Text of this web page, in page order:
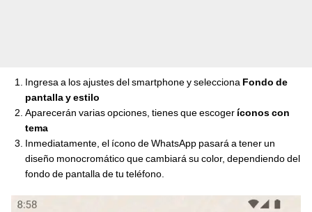
Ingresa a los ajustes del smartphone y selecciona Fondo de
pantalla y estilo
Aparecerán varias opciones, tienes que escogeríconos con
tema
Inmediatamente, el ícono de WhatsApp pasará a tener un
diseño monocromático que cambiará su color, dependiendo del
fondo de pantalla de tu teléfono.